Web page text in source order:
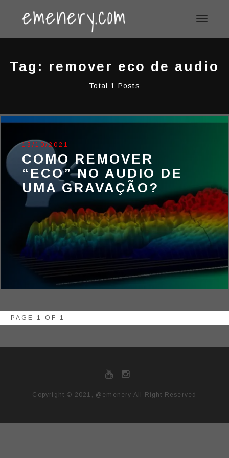
TOGGLE
Tag: remover eco de audio
Total 1 Posts
13/10/2021
COMO REMOVER
“ECO” NO AUDIO DE
UMA GRAVAÇÃO?
PAGE 1 OF 1
Copyright © 2021, @emenery All Right Reserved